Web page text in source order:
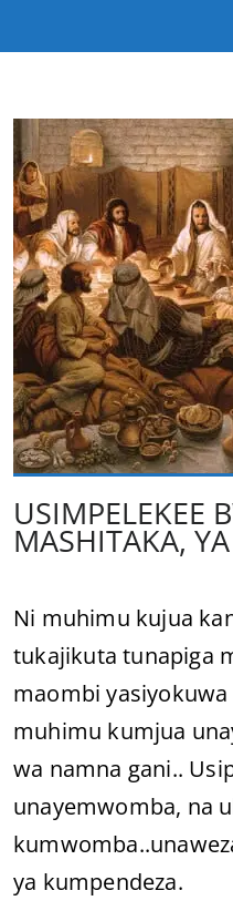
USIMPELEKEE
MASHITAKA,
Ni muhimu kujua
tukajikuta tunapiga
maombi
muhimu kumjua
wa namna gani..
unayemwomba, na
ya kumpendeza.